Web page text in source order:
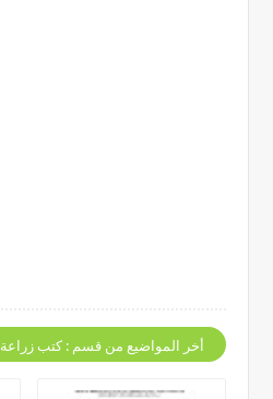
أخر المواضيع من قسم : كتب زراعة